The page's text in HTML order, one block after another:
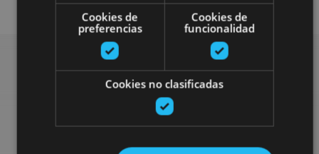
Find more plans
Find more plans and suggestions to round off your trip in
Cookies de
preferencias
Cookies de
funcionalidad
Cookies no clasificadas